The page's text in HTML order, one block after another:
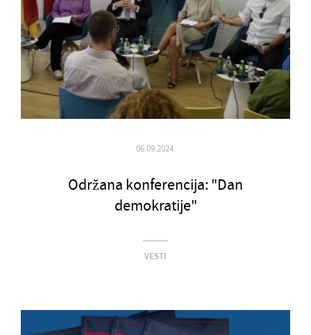
06.09.2024.
Održana konferencija: "Dan
demokratije"
VESTI